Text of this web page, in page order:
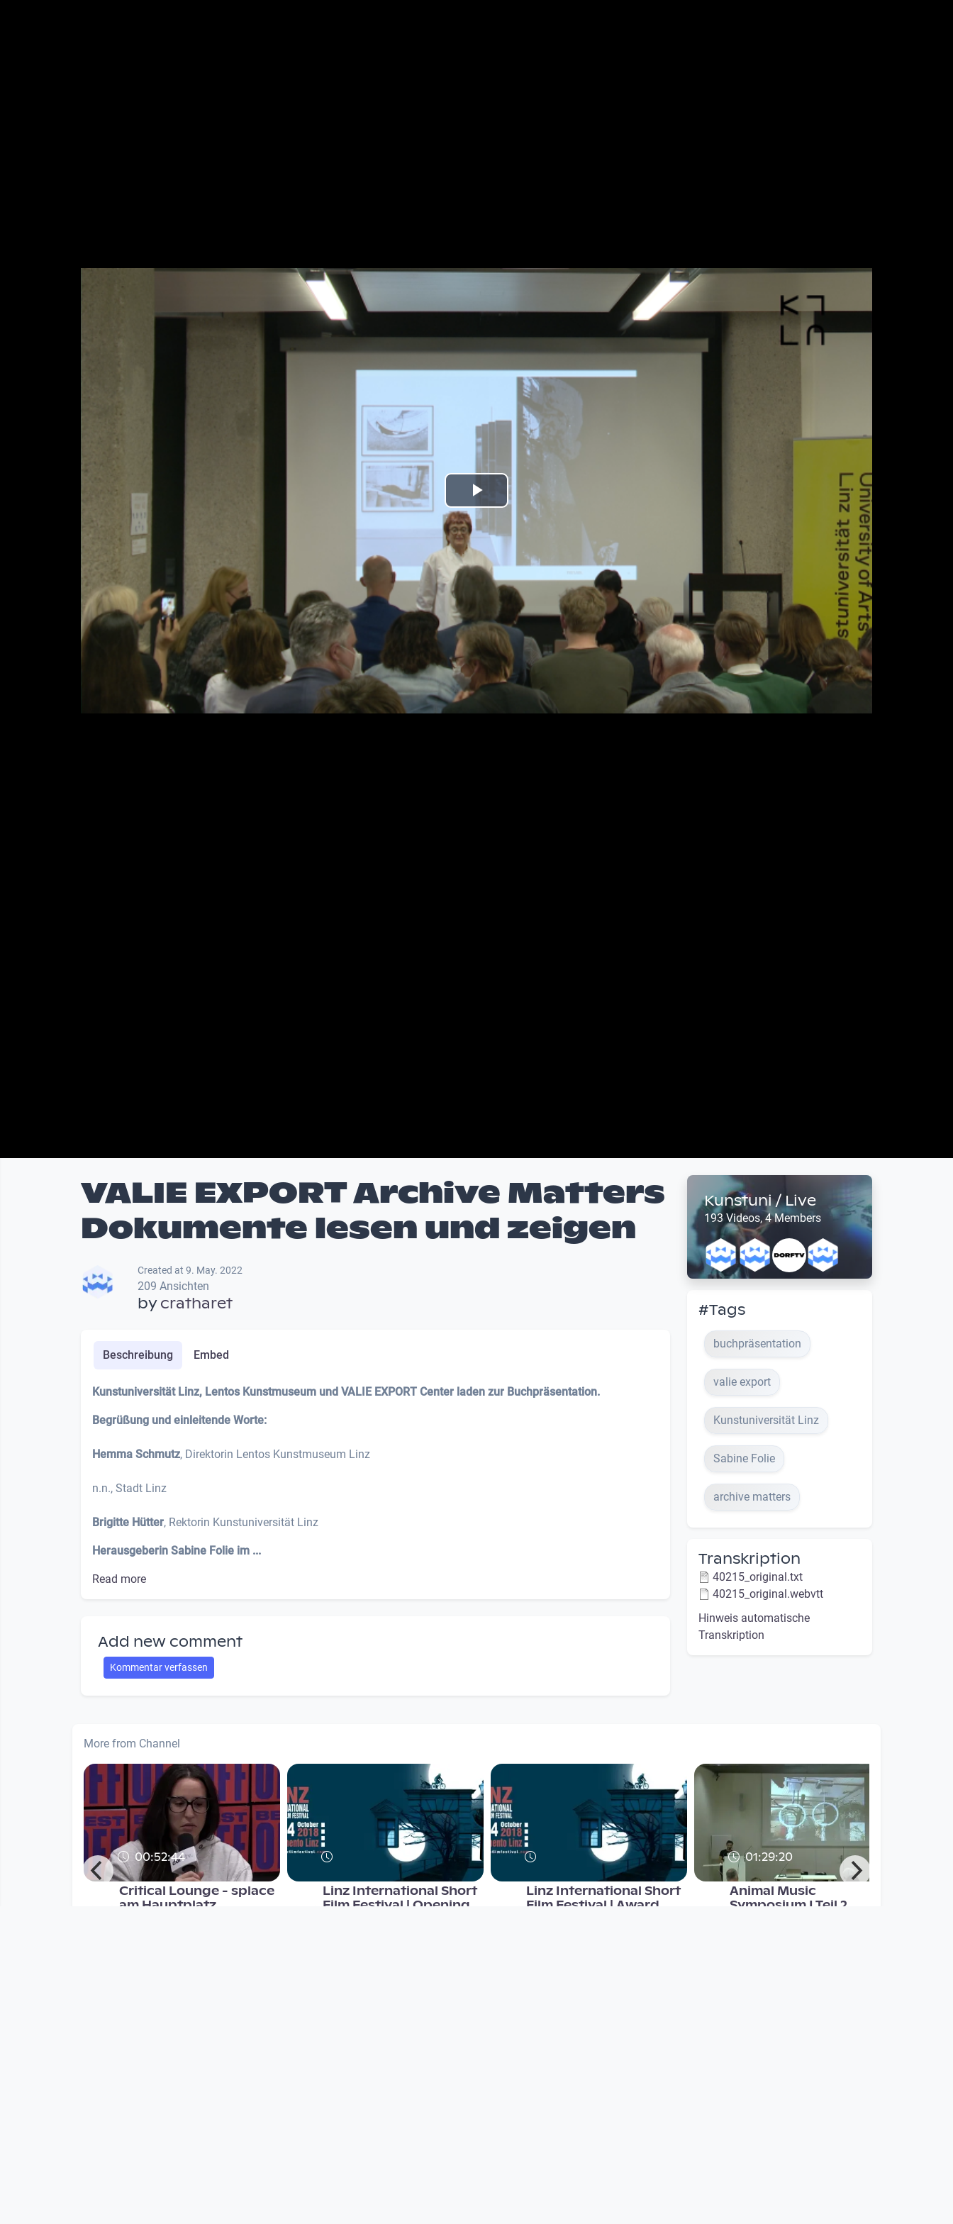
Play
Video
VALIE EXPORT Archive Matters
Dokumente lesen und zeigen
Created at 9. May. 2022
209 Ansichten
bycratharet
Beschreibung Embed
Kunstuniversität Linz, Lentos Kunstmuseum und VALIE EXPORT Center laden zur Buchpräsentation.
Begrüßung und einleitende Worte:
Hemma Schmutz, Direktorin Lentos Kunstmuseum Linz
n.n., Stadt Linz
Brigitte Hütter, Rektorin Kunstuniversität Linz
Herausgeberin Sabine Folie im ...
Read more
Add new comment
Kommentar verfassen
Kunstuni / Live
193 Videos, 4 Members
#Tags
buchpräsentation
valie export
Kunstuniversität Linz
Sabine Folie
archive matters
Transkription
40215_original.txt
40215_original.webvtt
Hinweis automatische
Transkription
More from Channel
00:52:44
Critical Lounge - splace
am Hauptplatz
Linz International Short
Film Festival | Opening
Linz International Short
Film Festival | Award
01:29:20
Animal Music
Symposium I Teil 2